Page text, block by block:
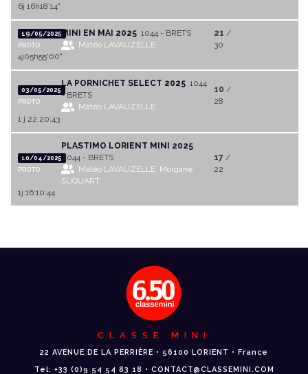
6j 16h18'14"
19/05/2025
PROTO
MINI EN MAI 2025 1044 - BRETS
Matéo LAVAUZELLE
21 /
30
4j05h55'00"
03/05/2025
PROTO
LA PORNICHET SELECT 2025 1044
- BRETS
Matéo LAVAUZELLE
10 /
28
1 j 22:20:43
10/04/2025
PROTO
PLASTIMO LORIENT MINI 2025
1044 - BRETS
Matéo LAVAUZELLE Morgane
SUQUART
17 /
22
1j 16:10:44
CLASSE MINI
22 AVENUE DE LA PERRIÈRE • 56100 LORIENT • France
Tél: +33 (0)9 54 54 83 18 • CONTACT@CLASSEMINI.COM